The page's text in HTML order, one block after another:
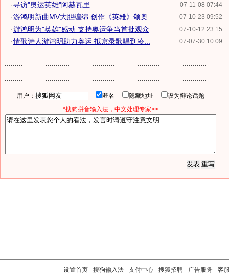
07-11-08 07:44
·寻访"奥运英雄"阿赫瓦里
07-10-23 09:52
·游鸿明新曲MV大胆缠绵 创作《英雄》颂奥...
07-10-12 23:15
·游鸿明为"英雄"感动 支持奥运争当首批观众
07-07-30 10:09
·情歌诗人游鸿明助力奥运 抵京录歌唱到凌...
用户： 匿名 隐藏地址
设为辩论话题
*搜狗拼音输入法，中文处理专家>>
设置首页 - 搜狗输入法 - 支付中心 - 搜狐招聘 - 广告服务 - 客